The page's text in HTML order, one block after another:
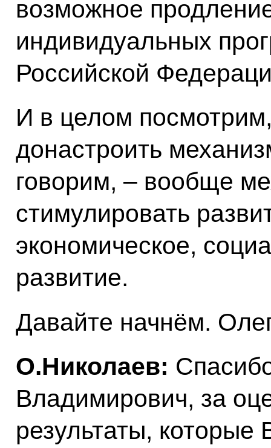
возможное
индивидуальных
Российской
И в целом
донастроить
говорим, – вообще
стимулировать
экономическое,
развитие.
Давайте начнём.
О.Николаев:
Владимирович, за
результаты,